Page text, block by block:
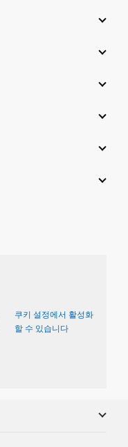
쿠키 설정에서 활성화
할 수 있습니다